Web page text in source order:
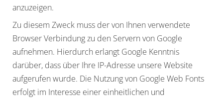
anzuzeigen.
Zu diesem Zweck muss der von Ihnen verwendete
Browser Verbindung zu den Servern von Google
aufnehmen. Hierdurch erlangt Google Kenntnis
darüber, dass über Ihre IP-Adresse unsere Website
aufgerufen wurde. Die Nutzung von Google Web Fonts
erfolgt im Interesse einer einheitlichen und